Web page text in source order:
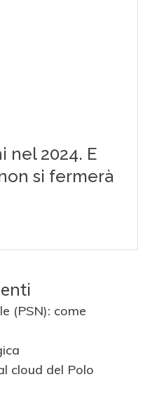
(PSN): come
cloud del Polo